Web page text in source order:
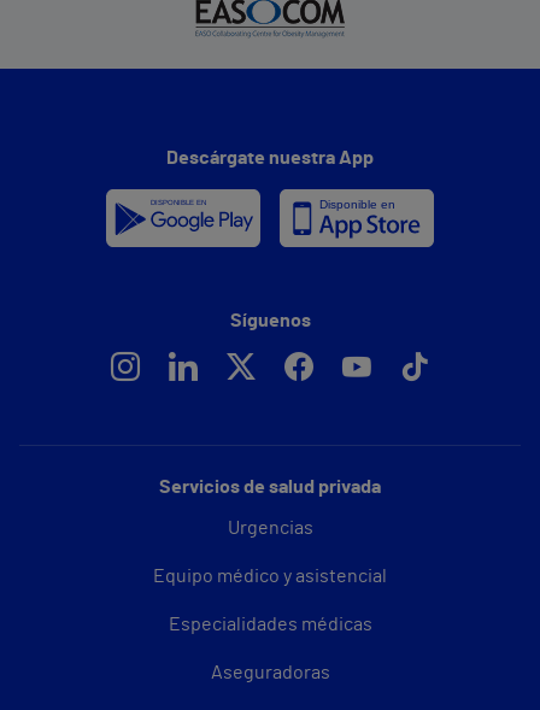
Servicios de salud privada
Urgencias
Equipo médico y asistencial
Especialidades médicas
Aseguradoras
Descárgate nuestra App
Síguenos